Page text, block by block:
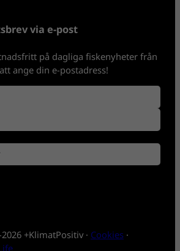
via e-post
på dagliga fiskenyheter från
ange din e-postadress!
+KlimatPositiv · Cookies ·